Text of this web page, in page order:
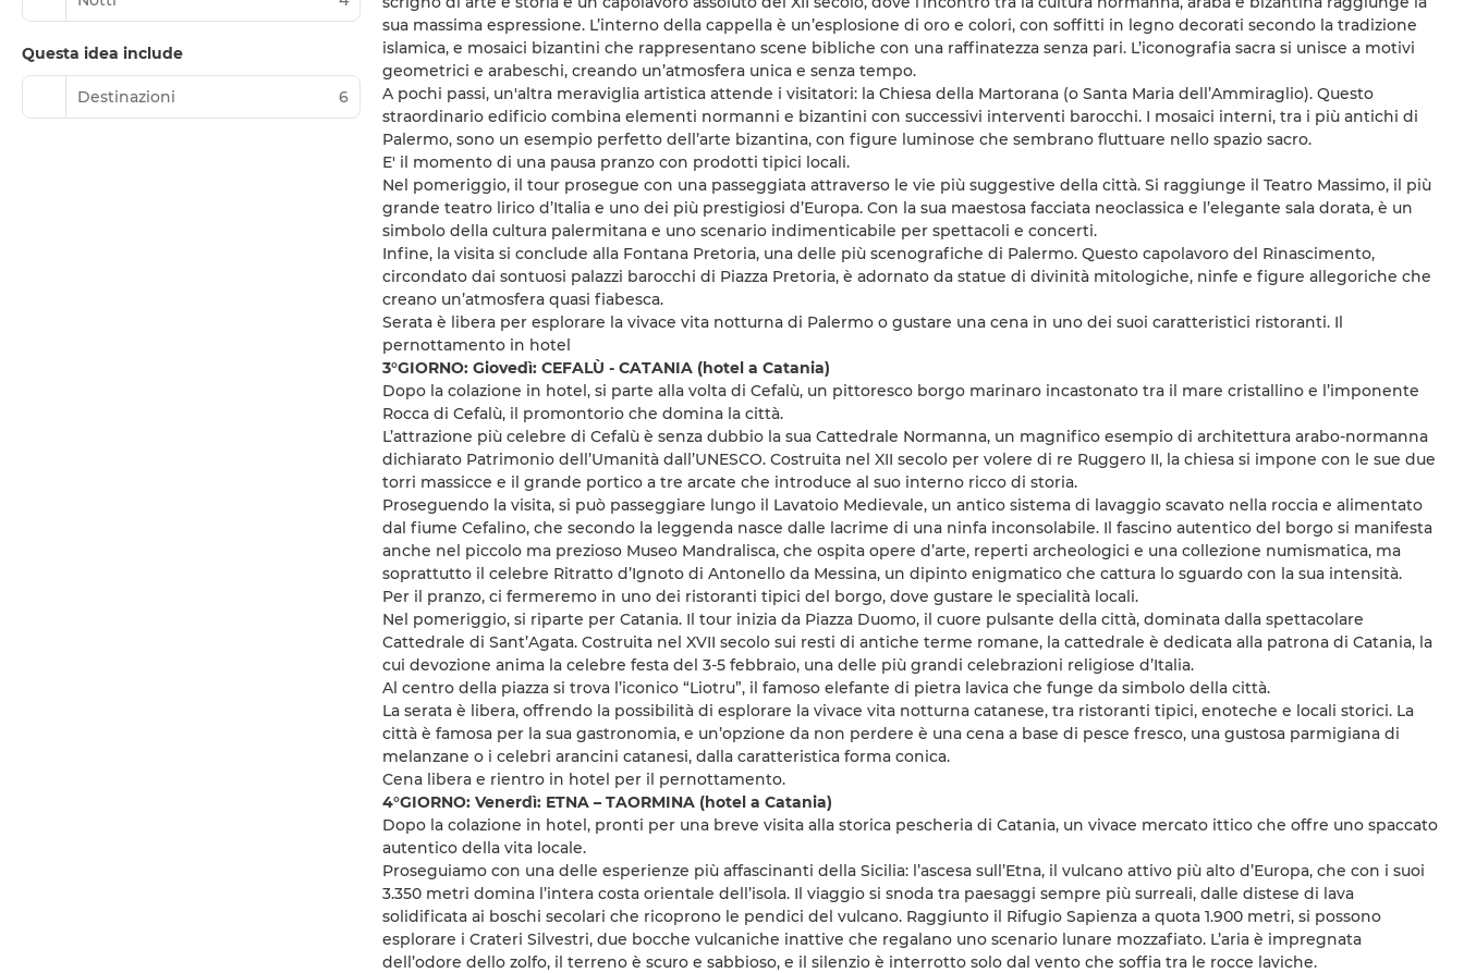
Questa idea include
Destinazioni 6
sua massima espressione. L’interno della cappella è un’esplosione di oro e colori, con soffitti in legno decorati secondo la tradizione
islamica, e mosaici bizantini che rappresentano scene bibliche con una raffinatezza senza pari. L’iconografia sacra si unisce a motivi
geometrici e arabeschi, creando un’atmosfera unica e senza tempo.
A pochi passi, un'altra meraviglia artistica attende i visitatori: la Chiesa della Martorana (o Santa Maria dell’Ammiraglio). Questo
straordinario edificio combina elementi normanni e bizantini con successivi interventi barocchi. I mosaici interni, tra i più antichi di
Palermo, sono un esempio perfetto dell’arte bizantina, con figure luminose che sembrano fluttuare nello spazio sacro.
E' il momento di una pausa pranzo con prodotti tipici locali.
Nel pomeriggio, il tour prosegue con una passeggiata attraverso le vie più suggestive della città. Si raggiunge il Teatro Massimo, il più
grande teatro lirico d’Italia e uno dei più prestigiosi d’Europa. Con la sua maestosa facciata neoclassica e l’elegante sala dorata, è un
simbolo della cultura palermitana e uno scenario indimenticabile per spettacoli e concerti.
Infine, la visita si conclude alla Fontana Pretoria, una delle più scenografiche di Palermo. Questo capolavoro del Rinascimento,
circondato dai sontuosi palazzi barocchi di Piazza Pretoria, è adornato da statue di divinità mitologiche, ninfe e figure allegoriche che
creano un’atmosfera quasi fiabesca.
Serata è libera per esplorare la vivace vita notturna di Palermo o gustare una cena in uno dei suoi caratteristici ristoranti. Il
pernottamento in hotel
3°GIORNO: Giovedì: CEFALÙ - CATANIA (hotel a Catania)
Dopo la colazione in hotel, si parte alla volta di Cefalù, un pittoresco borgo marinaro incastonato tra il mare cristallino e l’imponente
Rocca di Cefalù, il promontorio che domina la città.
L’attrazione più celebre di Cefalù è senza dubbio la sua Cattedrale Normanna, un magnifico esempio di architettura arabo-normanna
dichiarato Patrimonio dell’Umanità dall’UNESCO. Costruita nel XII secolo per volere di re Ruggero II, la chiesa si impone con le sue due
torri massicce e il grande portico a tre arcate che introduce al suo interno ricco di storia.
Proseguendo la visita, si può passeggiare lungo il Lavatoio Medievale, un antico sistema di lavaggio scavato nella roccia e alimentato
dal fiume Cefalino, che secondo la leggenda nasce dalle lacrime di una ninfa inconsolabile. Il fascino autentico del borgo si manifesta
anche nel piccolo ma prezioso Museo Mandralisca, che ospita opere d’arte, reperti archeologici e una collezione numismatica, ma
soprattutto il celebre Ritratto d’Ignoto di Antonello da Messina, un dipinto enigmatico che cattura lo sguardo con la sua intensità.
Per il pranzo, ci fermeremo in uno dei ristoranti tipici del borgo, dove gustare le specialità locali.
Nel pomeriggio, si riparte per Catania. Il tour inizia da Piazza Duomo, il cuore pulsante della città, dominata dalla spettacolare
Cattedrale di Sant’Agata. Costruita nel XVII secolo sui resti di antiche terme romane, la cattedrale è dedicata alla patrona di Catania, la
cui devozione anima la celebre festa del 3-5 febbraio, una delle più grandi celebrazioni religiose d’Italia.
Al centro della piazza si trova l’iconico “Liotru”, il famoso elefante di pietra lavica che funge da simbolo della città.
La serata è libera, offrendo la possibilità di esplorare la vivace vita notturna catanese, tra ristoranti tipici, enoteche e locali storici. La
città è famosa per la sua gastronomia, e un’opzione da non perdere è una cena a base di pesce fresco, una gustosa parmigiana di
melanzane o i celebri arancini catanesi, dalla caratteristica forma conica.
Cena libera e rientro in hotel per il pernottamento.
4°GIORNO: Venerdì: ETNA – TAORMINA (hotel a Catania)
Dopo la colazione in hotel, pronti per una breve visita alla storica pescheria di Catania, un vivace mercato ittico che offre uno spaccato
autentico della vita locale.
Proseguiamo con una delle esperienze più affascinanti della Sicilia: l’ascesa sull’Etna, il vulcano attivo più alto d’Europa, che con i suoi
3.350 metri domina l’intera costa orientale dell’isola. Il viaggio si snoda tra paesaggi sempre più surreali, dalle distese di lava
solidificata ai boschi secolari che ricoprono le pendici del vulcano. Raggiunto il Rifugio Sapienza a quota 1.900 metri, si possono
esplorare i Crateri Silvestri, due bocche vulcaniche inattive che regalano uno scenario lunare mozzafiato. L’aria è impregnata
dell’odore dello zolfo, il terreno è scuro e sabbioso, e il silenzio è interrotto solo dal vento che soffia tra le rocce laviche.